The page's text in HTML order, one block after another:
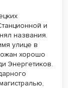
и
названия.
улице в
хорошо
Энергетиков.